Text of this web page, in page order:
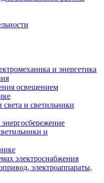
и энергетика
освещением
и светильники
и
электроснабжения
электроаппараты,